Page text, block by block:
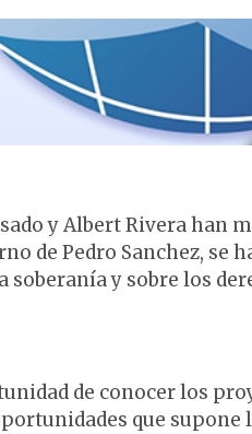
y Albert Rivera han
de Pedro Sanchez, se
y sobre los
de conocer los
que